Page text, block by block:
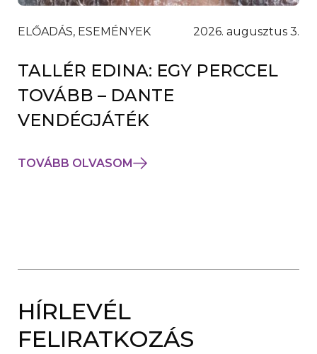
ELŐADÁS, ESEMÉNYEK 2026. augusztus 3.
TALLÉR EDINA: EGY PERCCEL
TOVÁBB – DANTE
VENDÉGJÁTÉK
TOVÁBB OLVASOM
HÍRLEVÉL
FELIRATKOZÁS